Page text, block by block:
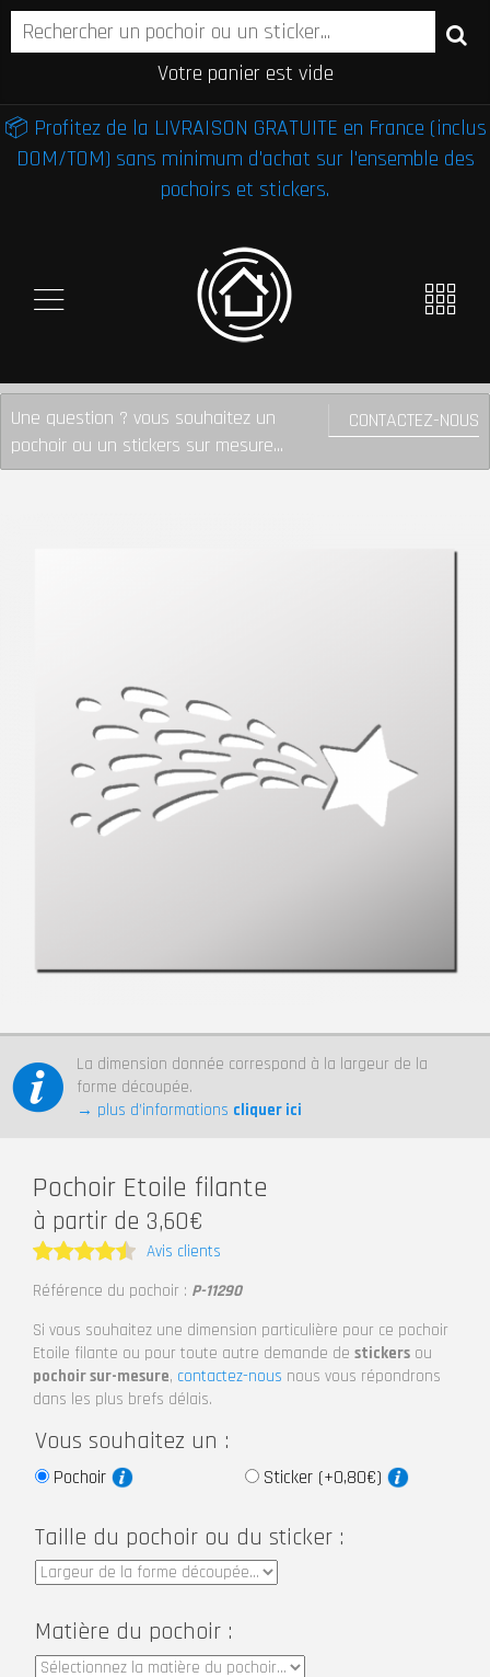
Votre panier est vide
📦 Profitez de la LIVRAISON GRATUITE en France (inclus
DOM/TOM) sans minimum d'achat sur l'ensemble des
pochoirs et stickers.
CONTACTEZ-NOUS
Une question ? vous souhaitez un
pochoir ou un stickers sur mesure...
La dimension donnée correspond à la largeur de la
forme découpée.
→ plus d’informations cliquer ici
Pochoir Etoile filante
à partir de 3,60€
Note4.5
Avis clients
Référence du pochoir : P-11290
Si vous souhaitez une dimension particulière pour ce pochoir
Etoile filante ou pour toute autre demande de stickers ou
pochoir sur-mesure, contactez-nous nous vous répondrons
dans les plus brefs délais.
Vous souhaitez un :
Pochoir Sticker (+0,80€)
Taille du pochoir ou du sticker :
Matière du pochoir :